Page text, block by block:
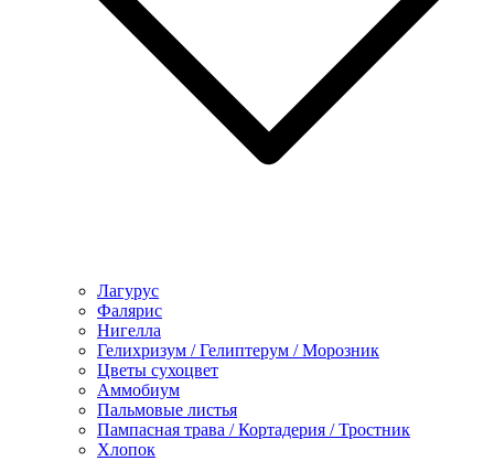
Лагурус
Фалярис
Нигелла
Гелихризум / Гелиптерум / Морозник
Цветы сухоцвет
Аммобиум
Пальмовые листья
Пампасная трава / Кортадерия / Тростник
Хлопок